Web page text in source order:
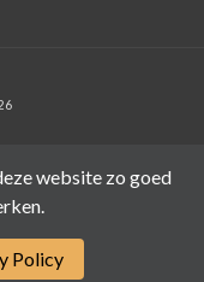
website zo goed
Policy